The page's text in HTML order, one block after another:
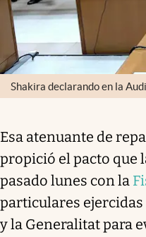
Shakira declarando en la
Esa atenuante de
propició el pacto que
pasado lunes con la
particulares
y la Generalitat para